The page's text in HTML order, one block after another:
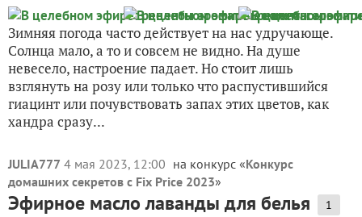
Зимняя погода часто действует на нас удручающе.
Солнца мало, а то и совсем не видно. На душе
невесело, настроение падает. Но стоит лишь
взглянуть на розу или только что распустившийся
гиацинт или почувствовать запах этих цветов, как
хандра сразу...
JULIA777 4 мая 2023, 12:00 на конкурс «Конкурс
домашних секретов с Fix Price 2023»
Эфирное масло лаванды для белья 1